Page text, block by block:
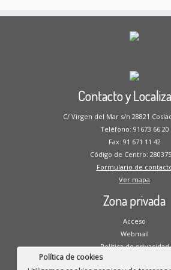
Contacto y
C/ Virgen del Mar s/n 28821
Teléfono: 91673 66 20
Fax: 91 671 11 42
Código de Centro:
Formulario de
Ver mapa
Zona privada
Acceso
Webmail
Política de privacidad
Política de cookies